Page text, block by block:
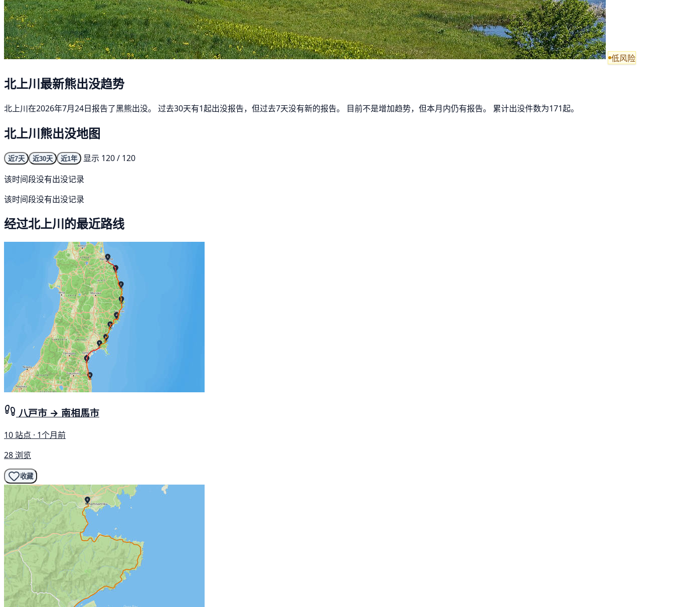
低风险
北上川最新熊出没趋势
北上川在2026年7月24日报告了黑熊出没。 过去30天有1起出没报告，但过去7天没有新的报告。 目前不是增加趋势，但本月内仍有报告。 累计出没件数为171起。
北上川熊出没地图
近7天 近30天 近1年
显示 120 / 120
该时间段没有出没记录
该时间段没有出没记录
经过北上川的最近路线
八戸市 → 南相馬市
10 站点 · 1个月前
28 浏览
收藏